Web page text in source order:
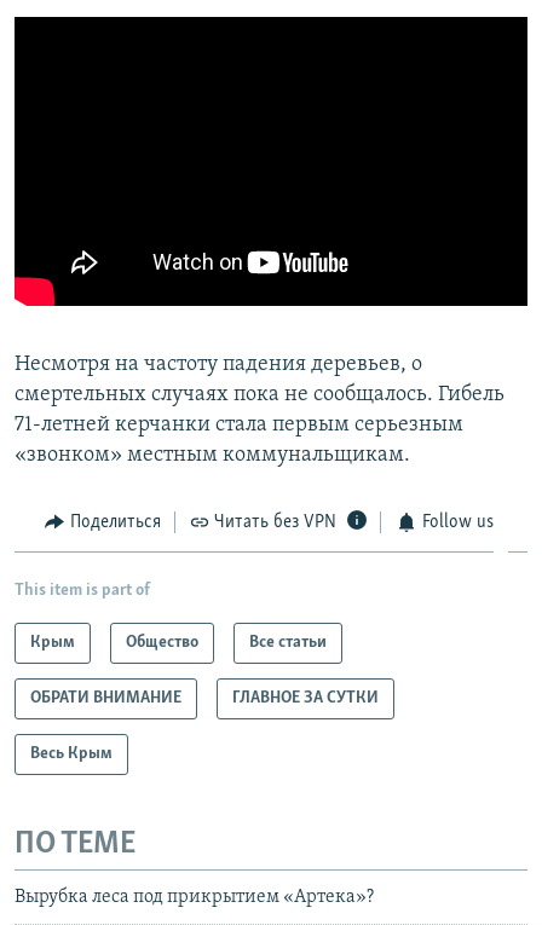
Несмотря на частоту падения деревьев, о
смертельных случаях пока не сообщалось. Гибель
71-летней керчанки стала первым серьезным
«звонком» местным коммунальщикам.
Поделиться Читать без VPN Follow us
This item is part of
Крым Общество Все статьи
ОБРАТИ ВНИМАНИЕ ГЛАВНОЕ ЗА СУТКИ
Весь Крым
ПО ТЕМЕ
Вырубка леса под прикрытием «Артека»?